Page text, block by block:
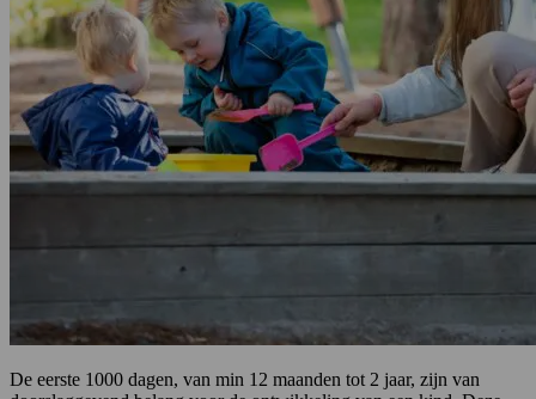
De eerste 1000 dagen, van min 12 maanden tot 2 jaar, zijn van